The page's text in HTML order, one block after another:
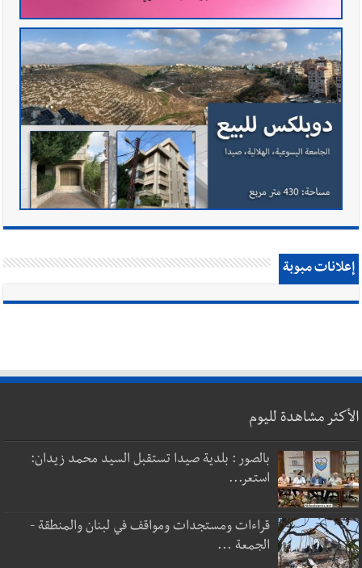
إعلانات مبوبة
الأكثر مشاهدة لليوم
بالصور : بلدية صيدا تستقبل السيد محمد زيدان:
استعر...
قراءات ومستجدات ومواقف في لبنان والمنطقة -
الجمعة ...